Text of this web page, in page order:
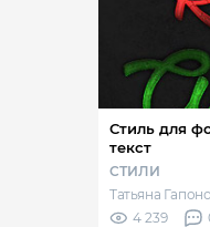
Стиль для
текст
СТИЛИ
Татьяна
4 239